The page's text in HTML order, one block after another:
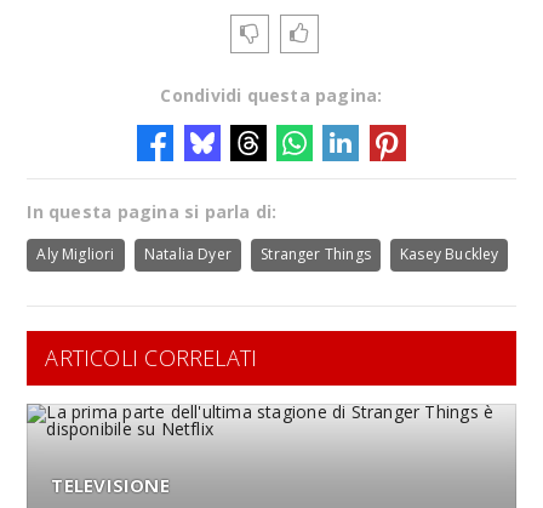
Condividi questa pagina:
In questa pagina si parla di:
Aly Migliori Natalia Dyer Stranger Things Kasey Buckley
ARTICOLI CORRELATI
TELEVISIONE